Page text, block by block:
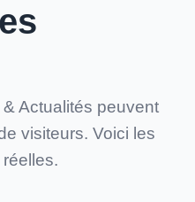
Actualités peuvent
visiteurs. Voici les